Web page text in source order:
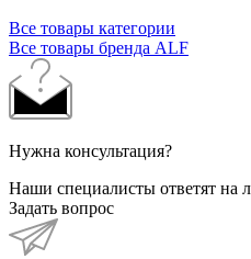
Все товары категории
Все товары бренда ALF
Нужна консультация?
Наши специалисты ответят на
Задать вопрос